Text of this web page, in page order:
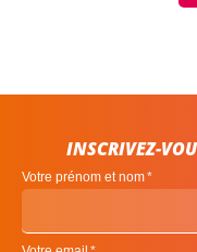
INSCRIVEZ-
Votre prénom et nom